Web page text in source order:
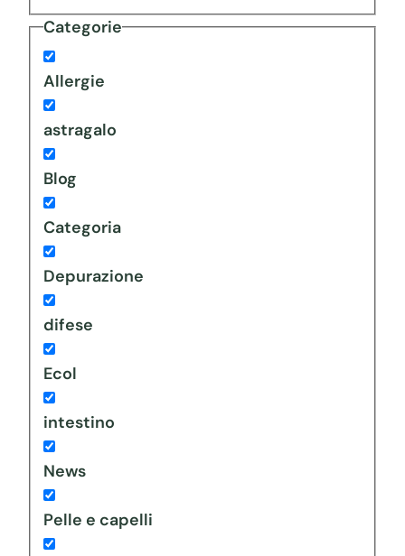
Categorie
Allergie
astragalo
Blog
Categoria
Depurazione
difese
Ecol
intestino
News
Pelle e capelli